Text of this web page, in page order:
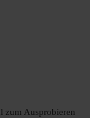
zum Ausprobieren